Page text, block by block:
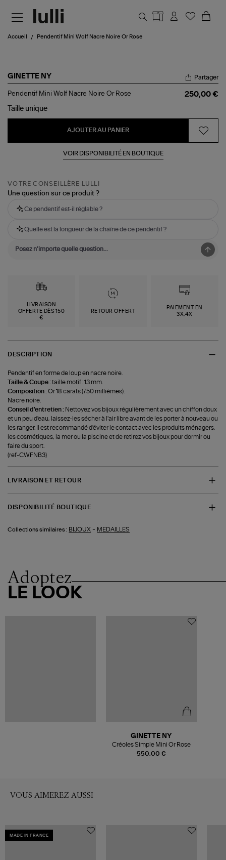
Accueil Pendentif Mini Wolf Nacre Noire Or Rose
GINETTE NY
Pendentif
Wolf
Partager
Pendentif Mini Wolf Nacre Noire Or Rose
250,00 €
Taille unique
AJOUTER AU PANIER
VOIR DISPONIBILITÉ EN BOUTIQUE
VOTRE CONSEILLÈRE LULLI
Une question sur ce produit ?
Ce pendentif est-il réglable ?
Quelle est la longueur de la chaîne de ce pendentif ?
LIVRAISON
OFFERTE DÈS 150
€
RETOUR OFFERT
PAIEMENT EN
3X,4X
DESCRIPTION
Pendentif en forme de loup en nacre noire.
Taille & Coupe :taille motif : 13 mm.
Composition :Or 18 carats (750 millièmes).
Nacre noire.
Conseil d'entretien : Nettoyez vos bijoux régulièrement avec un chiffon doux
et un peu d'eau, laissez-les sécher à l'air libre avant de les porter à nouveau ou
les ranger. Il est recommandé d'éviter le contact avec les produits ménagers,
les cosmétiques, la mer ou la piscine et de retirez vos bijoux pour dormir ou
faire du sport.
(ref-CWFNB3)
LIVRAISON ET RETOUR
DISPONIBILITÉ BOUTIQUE
Collections similaires : BIJOUX - MEDAILLES
Adoptez
LE LOOK
550,00 €
GINETTE NY
Créoles Simple Mini Or Rose
VOUS AIMEREZ AUSSI
MADE IN FRANCE